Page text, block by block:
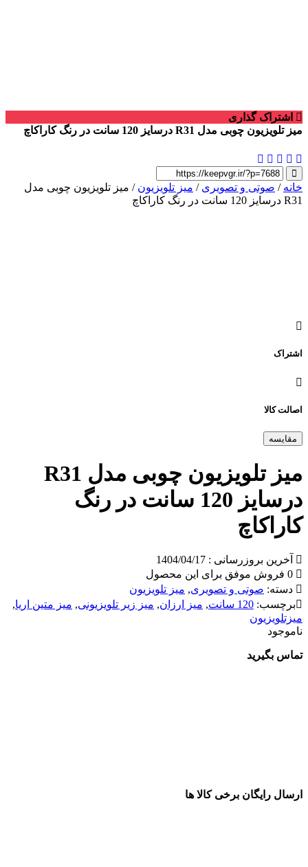
اشتراک گذاری
میز تلویزیون چوبی مدل R31 درسایز 120 سانت در رنگ کاراکاچ
خانه / صوتی و تصویری / میز تلویزیون / میز تلویزیون چوبی مدل
R31 درسایز 120 سانت در رنگ کاراکاچ
اشتراک
اصالت کالا
مقایسه
میز تلویزیون چوبی مدل R31
درسایز 120 سانت در رنگ
کاراکاچ
آخرین بروزرسانی : 1404/04/17
دسته: صوتی و تصویری, میز تلویزیون
برچسب: 120 سانت , میز ارزان, میز زیر تلویزیونی, میز متین اریا,
میزتلویزیون
ناموجود
تماس بگیرید
ارسال رایگان برخی کالا ها